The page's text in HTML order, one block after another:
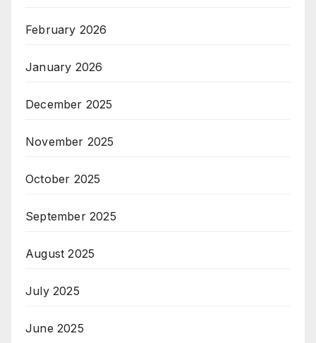
February 2026
January 2026
December 2025
November 2025
October 2025
September 2025
August 2025
July 2025
June 2025